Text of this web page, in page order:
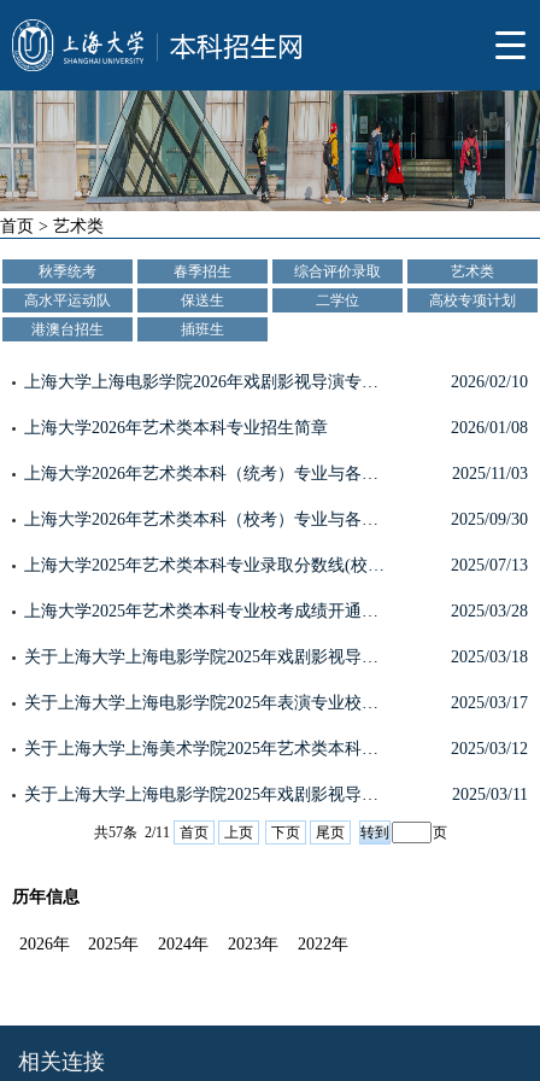
首页 > 艺术类
秋季统考 春季招生 综合评价录取
艺术类
高水平运动队
保送生 二学位
高校专项计划
港澳台招生
插班生
上海大学上海电影学院2026年戏剧影视导演专业校考初试（线上考试）考生须知 2026/02/10
上海大学2026年艺术类本科专业招生简章 2026/01/08
上海大学2026年艺术类本科（统考）专业与各省统考子科类对照表 2025/11/03
上海大学2026年艺术类本科（校考）专业与各省统考子科类对照表 2025/09/30
上海大学2025年艺术类本科专业录取分数线(校考) 2025/07/13
上海大学2025年艺术类本科专业校考成绩开通查询 2025/03/28
关于上海大学上海电影学院2025年戏剧影视导演专业校考三试（现场考试）工作安排的公告 2025/03/18
关于上海大学上海电影学院2025年表演专业校考三试（现场考试）工作安排的公告 2025/03/17
关于上海大学上海美术学院2025年艺术类本科专业校考初选二次递补合格名单及缴费确认的公告 2025/03/12
关于上海大学上海电影学院2025年戏剧影视导演专业校考复试（线上考试）工作安排的公告 2025/03/11
共57条 2/11 首页 上页 下页 尾页 页
历年信息
2026年 2025年 2024年 2023年 2022年
相关连接